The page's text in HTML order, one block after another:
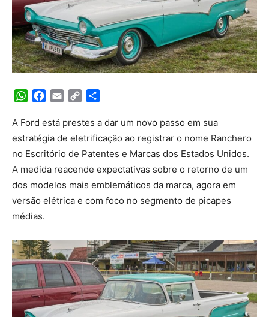
WhatsApp
Facebook
Email Copy
A Ford está prestes a dar um novo passo em sua
estratégia de eletrificação ao registrar o nome Ranchero
no Escritório de Patentes e Marcas dos Estados Unidos.
A medida reacende expectativas sobre o retorno de um
dos modelos mais emblemáticos da marca, agora em
versão elétrica e com foco no segmento de picapes
médias.